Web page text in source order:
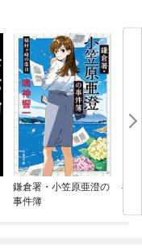
鎌倉署・小笠原亜澄の
事件簿
神